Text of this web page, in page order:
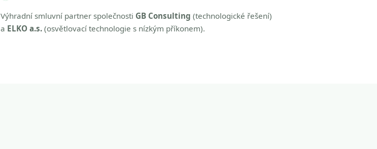
Výhradní smluvní partner společnosti GB Consulting (technologické řešení)
a ELKO a.s. (osvětlovací technologie s nízkým příkonem).